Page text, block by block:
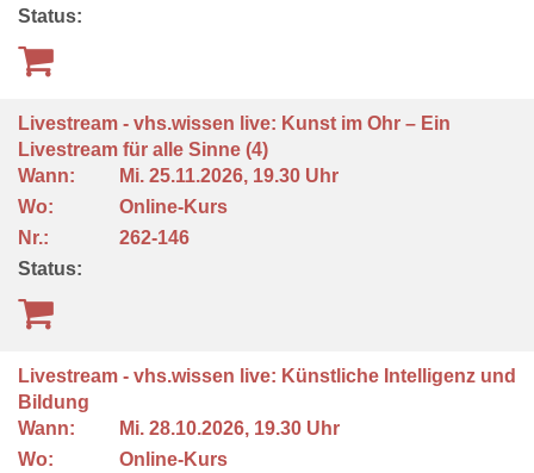
Status:
Livestream - vhs.wissen live: Kunst im Ohr – Ein
Livestream für alle Sinne (4)
Wann:
Mi. 25.11.2026, 19.30 Uhr
Wo:
Online-Kurs
Nr.:
262-146
Status:
Livestream - vhs.wissen live: Künstliche Intelligenz und
Bildung
Wann:
Mi. 28.10.2026, 19.30 Uhr
Wo:
Online-Kurs